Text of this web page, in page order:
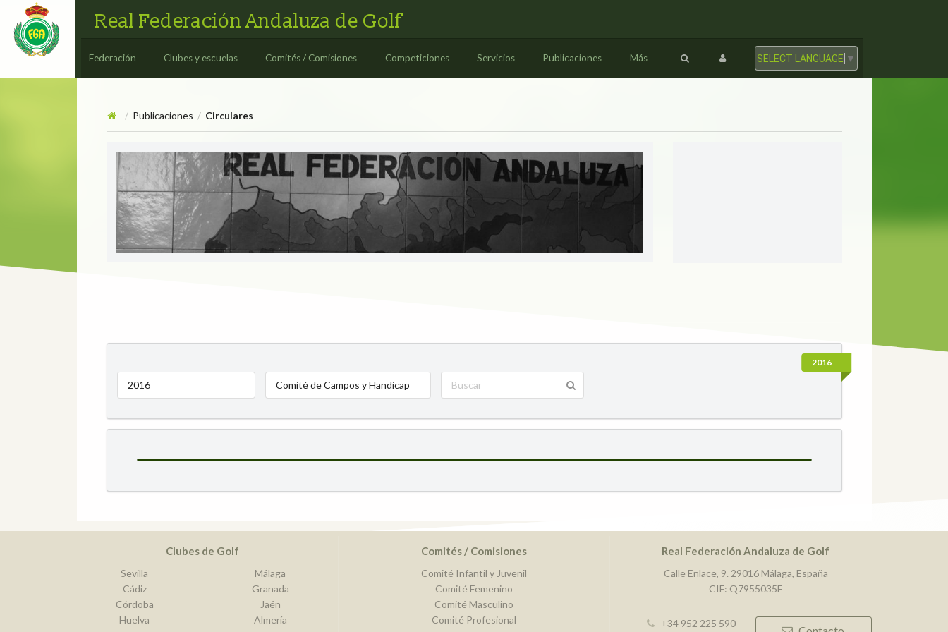
Real Federación Andaluza de Golf
Federación Clubes y escuelas Comités / Comisiones Competiciones Servicios Publicaciones Más SELECT LANGUAGE ▼
/ Publicaciones / Circulares
Circulares
CIRCULARES
2016
2016 Comité de Campos y Handicap
Clubes de Golf
Sevilla
Cádiz
Córdoba
Huelva
Málaga
Granada
Jaén
Almería
Comités / Comisiones
Comité Infantil y Juvenil
Comité Femenino
Comité Masculino
Comité Profesional
Real Federación Andaluza de Golf
Calle Enlace, 9. 29016 Málaga, España
CIF: Q7955035F
+34 952 225 590